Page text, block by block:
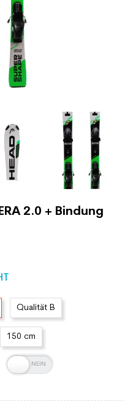
2.0 + Bindung
Qualität B
150 cm